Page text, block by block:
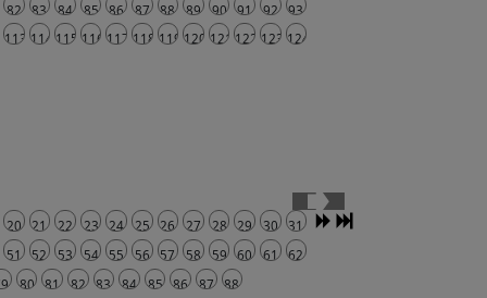
82 83 84 85 86 87 88 89 90 91 92
93
113 114 115 116 117 118 119 120 121 122 123 124
20 21 22 23 24 25 26 27 28 29 30
31
51 52 53 54 55 56 57 58 59 60 61
62
80 81 82 83 84 85 86 87 88